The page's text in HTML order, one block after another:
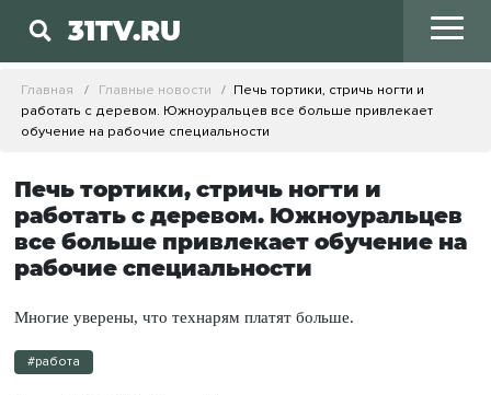
31TV.RU
Главная Главные новости
Печь тортики, стричь ногти и
работать с деревом. Южноуральцев все больше привлекает
обучение на рабочие специальности
Печь тортики, стричь ногти и
работать с деревом. Южноуральцев
все больше привлекает обучение на
рабочие специальности
Многие уверены, что технарям платят больше.
#работа